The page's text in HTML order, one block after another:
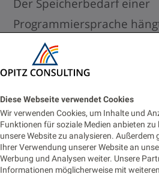
Diese Webseite verwendet Cookies
Wir verwenden Cookies, um Inhalte und
Funktionen für soziale Medien anbieten
unsere Website zu analysieren.
Ihrer Verwendung unserer Website an
Werbung und Analysen weiter. Unsere
Informationen möglicherweise mit
Der Speicherbedarf einer
Programmiersprache
Methodik ab, mit der der
wird. Sprachen mit
übernehmen das
benötigter
effiziente Garbage
Speicherverbrauch und